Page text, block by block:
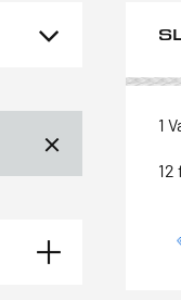
1
12